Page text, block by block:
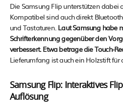
Die Samsung Flip unterstützen dabei
Kompatibel sind auch direkt
und Tastaturen. Laut Samsung habe
Schrifterkennung gegenüber den
verbessert. Etwa betrage die Touch-
Lieferumfang ist auch ein Holzstift für
Samsung Flip: Interaktives
Auflösung